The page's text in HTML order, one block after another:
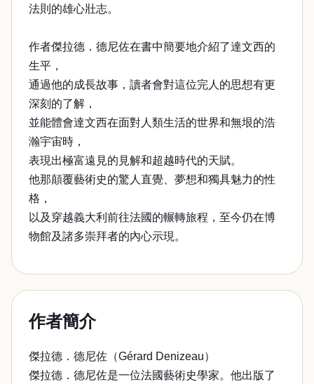
法則的雄心壯志。
作者傑拉德．德尼佐在書中簡要地介紹了達文西的
生平，
通過他的成長故事，讀者會對這位完人的思想有更
深刻的了解，
並能體會達文西在面對人類生活的世界和無垠的浩
瀚宇宙時，
表現出極富遠見的見解和超越時代的天賦。
他那顛覆藝術史的驚人直覺、夢想和獨具魅力的性
格，
以及穿越義大利前往法國的輾轉旅程，至今仍在博
物館及諸多崇拜者的內心示現。
作者簡介
傑拉德．德尼佐（Gérard Denizeau）
傑拉德．德尼佐是一位法國藝術史學家。他出版了